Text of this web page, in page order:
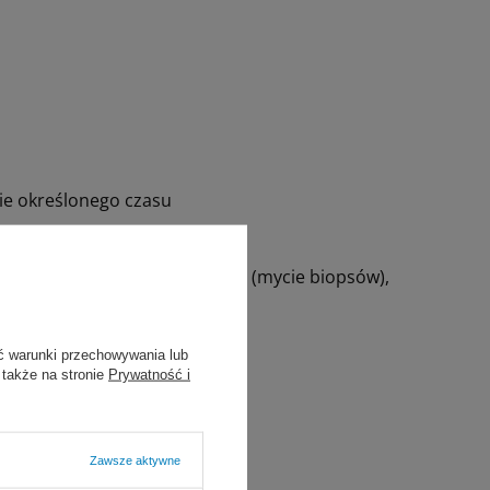
określonego czasu
endoskopowych (mycie biopsów),
warunki przechowywania lub
na stronie Prywatność i
Zawsze aktywne